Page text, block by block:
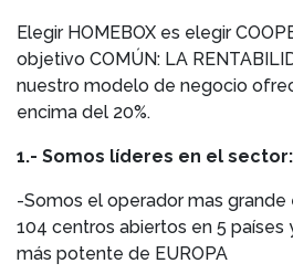
Elegir HOMEBOX es elegir
objetivo COMÚN: LA
nuestro modelo de negocio
encima del 20%.
1.- Somos líderes en el sector:
-Somos el operador mas grande
104 centros abiertos en 5
más potente de EUROPA